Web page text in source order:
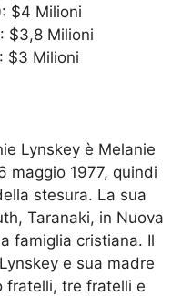
$4 Milioni
$3,8 Milioni
$3 Milioni
Lynskey è Melanie
maggio 1977, quindi
stesura. La sua
Taranaki, in Nuova
famiglia cristiana. Il
e sua madre
fratelli, tre fratelli e